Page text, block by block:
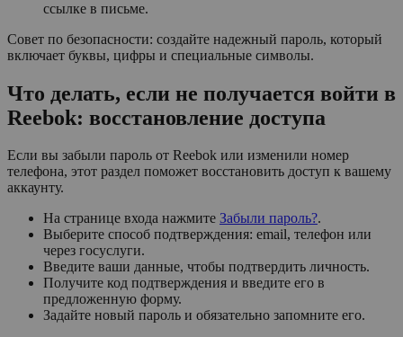
ссылке в письме.
Совет по безопасности: создайте надежный пароль, который
включает буквы, цифры и специальные символы.
Что делать, если не получается войти в
Reebok: восстановление доступа
Если вы забыли пароль от Reebok или изменили номер
телефона, этот раздел поможет восстановить доступ к вашему
аккаунту.
На странице входа нажмите Забыли пароль?.
Выберите способ подтверждения: email, телефон или
через госуслуги.
Введите ваши данные, чтобы подтвердить личность.
Получите код подтверждения и введите его в
предложенную форму.
Задайте новый пароль и обязательно запомните его.